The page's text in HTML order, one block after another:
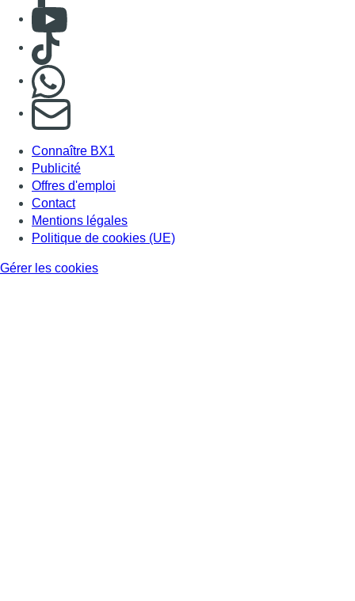
Consulter Youtube
Consulter TikTok
S'abonner à notre newsletter
Connaître BX1
Publicité
Offres d'emploi
Contact
Mentions légales
Politique de cookies (UE)
Gérer les cookies